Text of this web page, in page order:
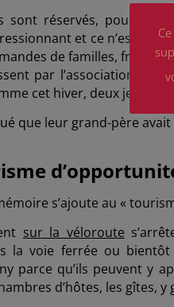
sont réservés, pour
et ce n’est
de familles,
par l’association et
cet hiver, deux jeunes
que leur grand-père
s’ajoute au «
sur la véloroute
la voie ferrée ou
parce qu’ils peuvent y
d’hôtes, les gîtes,